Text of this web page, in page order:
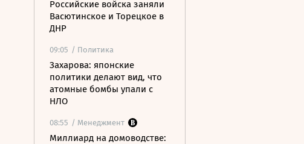
Российские войска заняли
Васютинское и Торецкое в
ДНР
09:05 / Политика
Захарова: японские
политики делают вид, что
атомные бомбы упали с
НЛО
08:55 / Менеджмент
Миллиард на домоводстве: